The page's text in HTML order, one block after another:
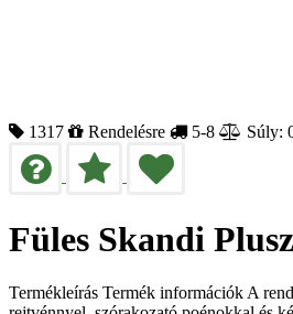
1317 Rendelésre 5-8 Súly:
Füles Skandi Plusz
Termékleírás Termék információk A